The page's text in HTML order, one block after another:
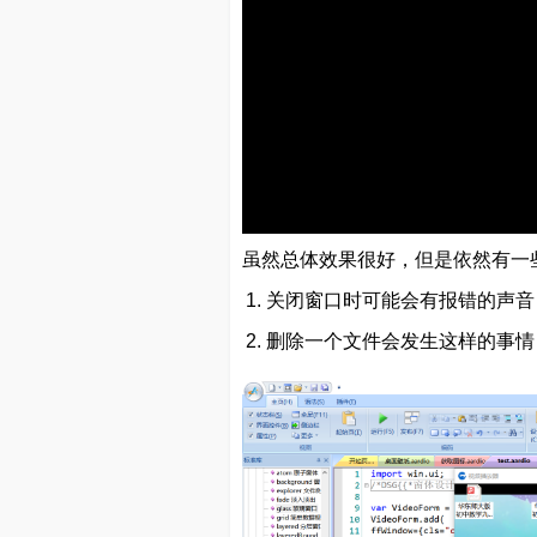
虽然总体效果很好，但是依然有一
关闭窗口时可能会有报错的声
删除一个文件会发生这样的事